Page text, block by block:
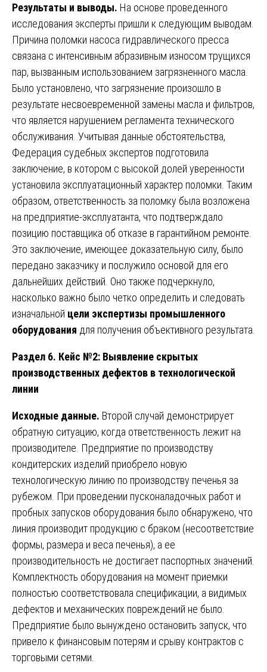
Результаты и выводы. На основе проведенного
исследования эксперты пришли к следующим выводам.
Причина поломки насоса гидравлического пресса
связана с интенсивным абразивным износом трущихся
пар, вызванным использованием загрязненного масла.
Было установлено, что загрязнение произошло в
результате несвоевременной замены масла и фильтров,
что является нарушением регламента технического
обслуживания. Учитывая данные обстоятельства,
Федерация судебных экспертов подготовила
заключение, в котором с высокой долей уверенности
установила эксплуатационный характер поломки. Таким
образом, ответственность за поломку была возложена
на предприятие-эксплуатанта, что подтверждало
позицию поставщика об отказе в гарантийном ремонте.
Это заключение, имеющее доказательную силу, было
передано заказчику и послужило основой для его
дальнейших действий. Оно также подчеркнуло,
насколько важно было четко определить и следовать
изначальной цели экспертизы промышленного
оборудования для получения объективного результата.
Раздел 6. Кейс №2: Выявление скрытых
производственных дефектов в технологической
линии
Исходные данные. Второй случай демонстрирует
обратную ситуацию, когда ответственность лежит на
производителе. Предприятие по производству
кондитерских изделий приобрело новую
технологическую линию по производству печенья за
рубежом. При проведении пусконаладочных работ и
пробных запусков оборудования было обнаружено, что
линия производит продукцию с браком (несоответствие
формы, размера и веса печенья), а ее
производительность не достигает паспортных значений.
Комплектность оборудования на момент приемки
полностью соответствовала спецификации, а видимых
дефектов и механических повреждений не было.
Предприятие было вынуждено остановить запуск, что
привело к финансовым потерям и срыву контрактов с
торговыми сетями.